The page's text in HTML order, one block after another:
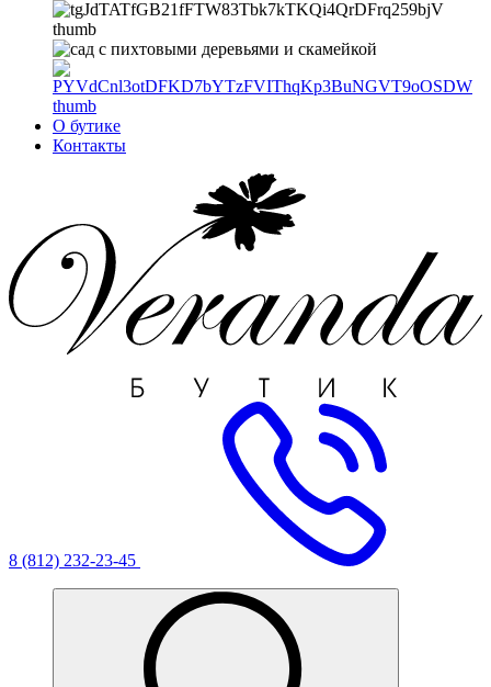
О бутике
Контакты
8 (812) 232-23-45